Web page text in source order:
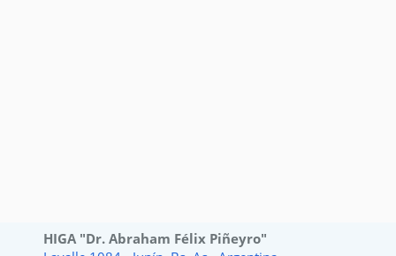
HIGA "Dr. Abraham Félix Piñeyro"